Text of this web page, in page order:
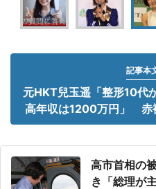
記事本
元HKT兒玉遥「整形10代
高年収は1200万円」 赤
高市首相の
き「総理が